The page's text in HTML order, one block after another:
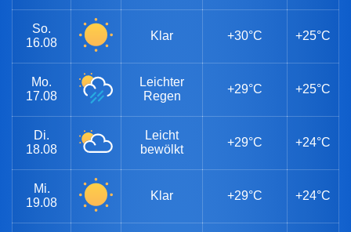
So.
16.08
Klar +30°C +25°C
Mo.
17.08
Leichter
Regen
+29°C +25°C
Di.
18.08
Leicht
bewölkt
+29°C +24°C
Mi.
19.08
Klar +29°C +24°C